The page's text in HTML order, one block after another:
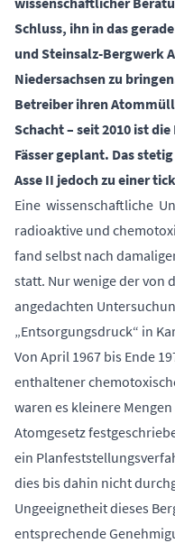
Schluss, ihn in das
und Steinsalz-Bergwerk
Niedersachsen zu
Betreiber ihren
Schacht – seit 2010 ist
Fässer geplant. Das
Asse II jedoch zu einer
Eine wissenschaftliche
radioaktive und
fand selbst nach
statt. Nur wenige der von
angedachten
„Entsorgungsdruck“ in
Von April 1967 bis Ende
enthaltener
waren es kleinere
Atomgesetz
ein
dies bis dahin nicht
Ungeeignetheit dieses
entsprechende